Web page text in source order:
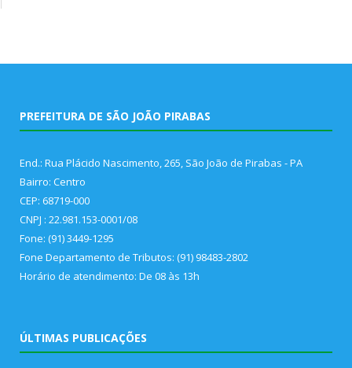
PREFEITURA DE SÃO JOÃO PIRABAS
End.: Rua Plácido Nascimento, 265, São João de Pirabas - PA
Bairro: Centro
CEP: 68719-000
CNPJ : 22.981.153-0001/08
Fone: (91) 3449-1295
Fone Departamento de Tributos: (91) 98483-2802
Horário de atendimento: De 08 às 13h
ÚLTIMAS PUBLICAÇÕES